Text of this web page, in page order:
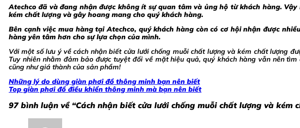
Atechco đã và đang nhận được không ít sự quan tâm và ủng hộ từ khách hàng.
kém chất lượng và gây hoang mang cho quý khách hàng.
Bên cạnh việc mua hàng tại Atechco, quý khách hàng còn có cơ hội nhận được
hàng yên tâm hơn cho sự lựa chọn của mình.
Với một số lưu ý về cách nhận biết cửa lưới chống muỗi chất lượng và kém chất lượng
Tuy nhiên nhằm đảm bảo được tuyệt đối về mặt hiệu quả, quý khách hàng vẫn nên
cũng như giá thành của sản phẩm!
Những lý do dùng giàn phơi đồ thông minh bạn nên biết
Top giàn phơi đồ điều khiển thông minh mà bạn nên biết
97 bình luận về “Cách nhận biết cửa lưới chống muỗi chất lượng và kém